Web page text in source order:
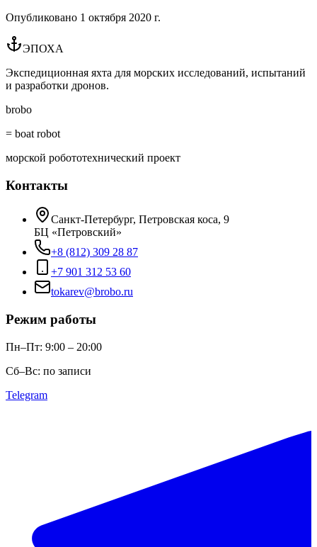
Опубликовано 1 октября 2020 г.
ЭПОХА
Экспедиционная яхта для морских исследований, испытаний
и разработки дронов.
brobo
= boat robot
морской робототехнический проект
Контакты
Санкт-Петербург, Петровская коса, 9
БЦ «Петровский»
+8 (812) 309 28 87
+7 901 312 53 60
tokarev@brobo.ru
Режим работы
Пн–Пт: 9:00 – 20:00
Сб–Вс: по записи
Telegram